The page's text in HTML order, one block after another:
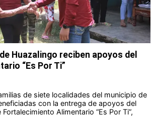
Huazalingo reciben apoyos del
“Es Por Ti”
de siete localidades del municipio de
con la entrega de apoyos del
Alimentario “Es Por Ti”,